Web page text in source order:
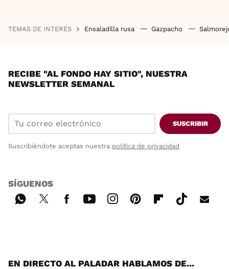
TEMAS DE INTERÉS Ensaladilla rusa Gazpacho
RECIBE "AL FONDO HAY SITIO", NUESTRA
NEWSLETTER SEMANAL
SUSCRIBIR
Suscribiéndote aceptas nuestra política de privacidad
SÍGUENOS
EN DIRECTO AL PALADAR HABLAMOS DE...